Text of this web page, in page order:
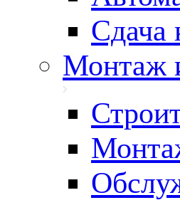
Сдача
Монтаж